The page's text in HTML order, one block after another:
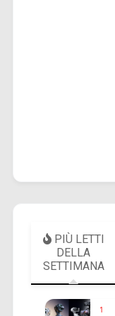
PIÙ LETTI
DELLA
SETTIMANA
1